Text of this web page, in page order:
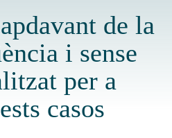
de la
i sense
per a
casos